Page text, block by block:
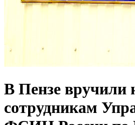
В Пензе вручили
сотрудникам